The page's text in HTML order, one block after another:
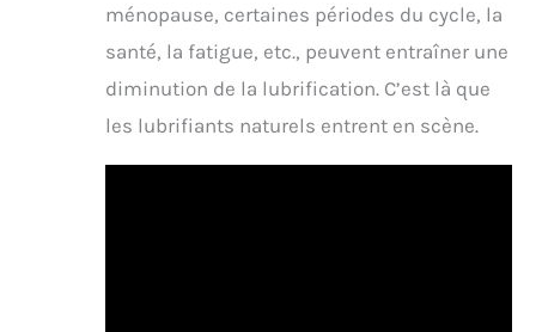
ménopause, certaines périodes du cycle, la
santé, la fatigue, etc., peuvent entraîner une
diminution de la lubrification. C’est là que
les lubrifiants naturels entrent en scène.